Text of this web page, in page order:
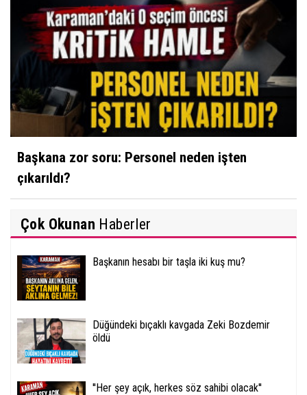
Başkana zor soru: Personel neden işten
çıkarıldı?
Çok Okunan Haberler
Başkanın hesabı bir taşla iki kuş mu?
Düğündeki bıçaklı kavgada Zeki Bozdemir
öldü
''Her şey açık, herkes söz sahibi olacak''